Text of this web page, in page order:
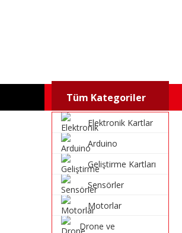
Tüm Kategoriler
Elektronik Kartlar
Arduino
Geliştirme Kartları
Sensörler
Motorlar
Drone ve